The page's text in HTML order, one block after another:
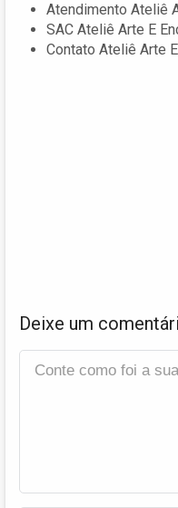
Atendimento Ateliê
SAC Ateliê Arte E
Contato Ateliê Arte
Deixe um